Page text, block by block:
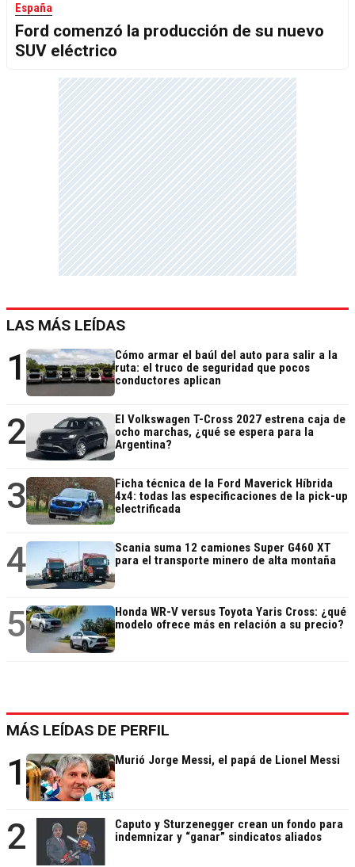
España
Ford comenzó la producción de su nuevo
SUV eléctrico
LAS MÁS LEÍDAS
1
Cómo armar el baúl del auto para salir a la
ruta: el truco de seguridad que pocos
conductores aplican
2
El Volkswagen T-Cross 2027 estrena caja de
ocho marchas, ¿qué se espera para la
Argentina?
3
Ficha técnica de la Ford Maverick Híbrida
4x4: todas las especificaciones de la pick-up
electrificada
4
Scania suma 12 camiones Super G460 XT
para el transporte minero de alta montaña
5
Honda WR-V versus Toyota Yaris Cross: ¿qué
modelo ofrece más en relación a su precio?
MÁS LEÍDAS DE PERFIL
1 Murió Jorge Messi, el papá de Lionel Messi
2
Caputo y Sturzenegger crean un fondo para
indemnizar y “ganar” sindicatos aliados